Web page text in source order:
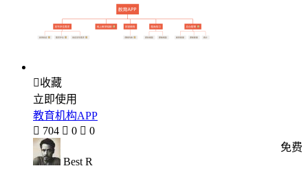
收藏
立即使用
教育机构APP
 704  0  0
Best R
免费